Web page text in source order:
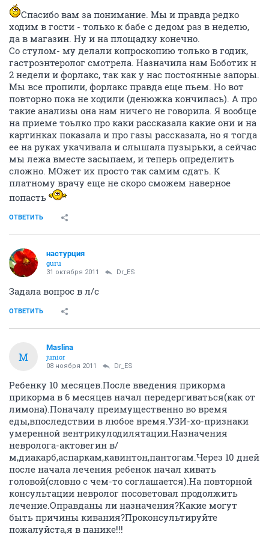
Спасибо вам за понимание. Мы и правда редко
ходим в гости - только к бабе с дедом раз в неделю,
да в магазин. Ну и на площадку конечно.
Со стулом- му делали копроскопию только в годик,
гастроэнтеролог смотрела. Назначила нам Боботик н
2 недели и форлакс, так как у нас постоянные запоры.
Мы все пропили, форлакс правда еще пьем. Но вот
повторно пока не ходили (денюжка кончилась). А про
такие анализы она нам ничего не говорила. Я вообще
на приеме тоьлко про каки рассказала какие они и на
картинках показала и про газы рассказала, но я тогда
ее на руках укачивала и слышала пузырьки, а сейчас
мы лежа вместе засыпаем, и теперь определить
сложно. МОжет их просто так самим сдать. К
платному врачу еще не скоро сможем наверное
попасть
ОТВЕТИТЬ
настурция
guru
31 октября 2011 Dr_ES
Задала вопрос в л/с
ОТВЕТИТЬ
M
Maslina
junior
08 ноября 2011 Dr_ES
Ребенку 10 месяцев.После введения прикорма
прикорма в 6 месяцев начал передергиваться(как от
лимона).Поначалу преимущественно во время
еды,впоследствии в любое время.УЗИ-хо-признаки
умеренной вентрикулодилятации.Назначения
невролога-актовегин в/
м,диакарб,аспаркам,кавинтон,пантогам.Через 10 дней
после начала лечения ребенок начал кивать
головой(словно с чем-то соглашается).На повторной
консультации невролог посоветовал продолжить
лечение.Оправданы ли назначения?Какие могут
быть причины кивания?Проконсультируйте
пожалуйста,я в панике!!!